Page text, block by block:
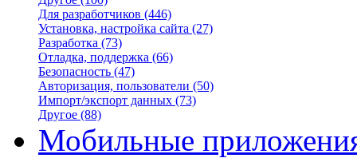
Для разработчиков (446)
Установка, настройка сайта (27)
Разработка (73)
Отладка, поддержка (66)
Безопасность (47)
Авторизация, пользователи (50)
Импорт/экспорт данных (73)
Другое (88)
Мобильные